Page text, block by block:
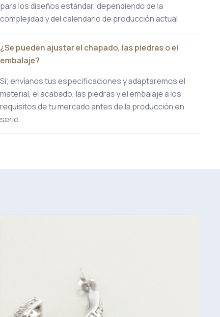
para los diseños estándar, dependiendo de la
complejidad y del calendario de producción actual.
¿Se pueden ajustar el chapado, las piedras o el
embalaje?
Sí; envíanos tus especificaciones y adaptaremos el
material, el acabado, las piedras y el embalaje a los
requisitos de tu mercado antes de la producción en
serie.